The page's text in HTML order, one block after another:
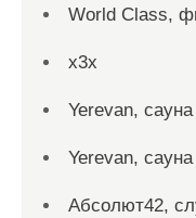
World Class,
x3x
Yerevan, сауна
Yerevan, сауна
Абсолют42,